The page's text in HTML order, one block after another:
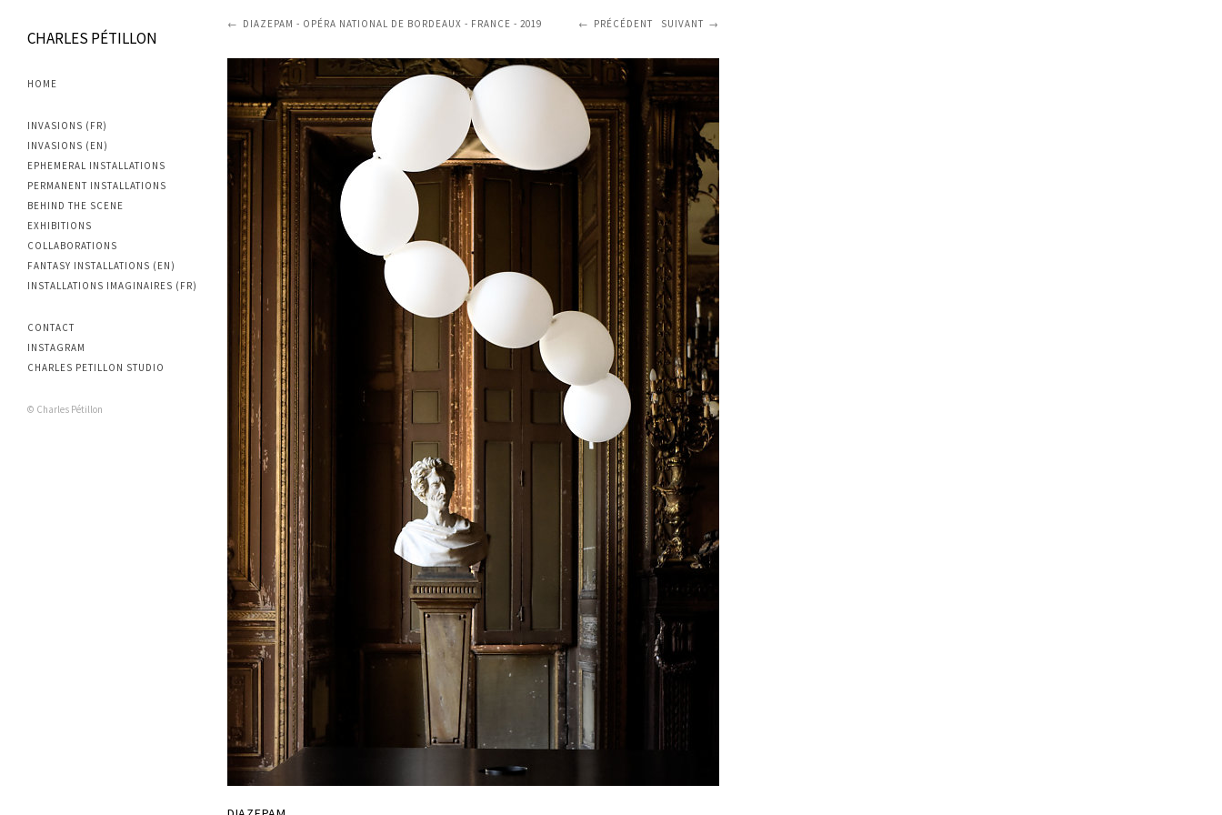
CHARLES PÉTILLON
HOME
INVASIONS (FR)
INVASIONS (EN)
EPHEMERAL INSTALLATIONS
PERMANENT INSTALLATIONS
BEHIND THE SCENE
EXHIBITIONS
COLLABORATIONS
FANTASY INSTALLATIONS (EN)
INSTALLATIONS IMAGINAIRES (FR)
CONTACT
INSTAGRAM
CHARLES PETILLON STUDIO
© Charles Pétillon
PRÉCÉDENT SUIVANT
DIAZEPAM - OPÉRA NATIONAL DE BORDEAUX - FRANCE - 2019